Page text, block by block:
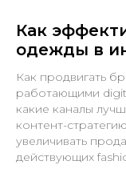
Как
одежды в
Как продвигать
работающими
какие каналы
контент-
увеличивать
действующих